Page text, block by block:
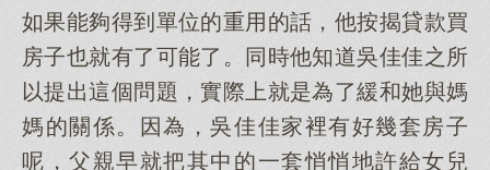
如果能夠得到單位的重用的話，他按揭貸款買
房子也就有了可能了。同時他知道吳佳佳之所
以提出這個問題，實際上就是為了緩和她與媽
媽的關係。因為，吳佳佳家裡有好幾套房子
呢，父親早就把其中的一套悄悄地許給女兒